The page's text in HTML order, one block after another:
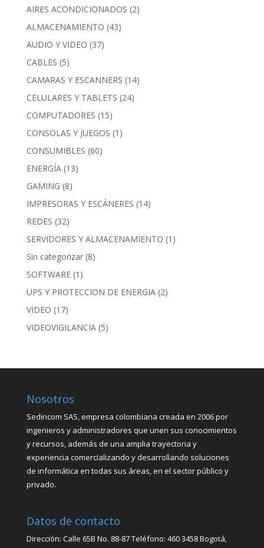
AIRES ACONDICIONADOS (2)
ALMACENAMIENTO (43)
AUDIO Y VIDEO (37)
CABLES (5)
CAMARAS Y ESCANNERS (14)
CELULARES Y TABLETS (24)
COMPUTADORES (15)
CONSOLAS Y JUEGOS (1)
CONSUMIBLES (60)
ENERGÍA (13)
GAMING (8)
IMPRESORAS Y ESCÁNERES (14)
REDES (32)
SERVIDORES Y ALMACENAMIENTO (1)
Sin categorizar (8)
SOFTWARE (1)
UPS Y PROTECCION DE ENERGIA (2)
VIDEO (17)
VIDEOVIGILANCIA (5)
Nosotros
Sedincom SAS, empresa colombiana creada en 2006 por
ingenieros y administradores que unen sus conocimientos
y recursos, además de una amplia trayectoria y
experiencia comercializando y desarrollando soluciones
de informática en todas sus áreas, en el sector público y
privado.
Datos de contacto
Dirección: Calle 65B No. 88-87 Teléfono: 460 3458 Bogotá,